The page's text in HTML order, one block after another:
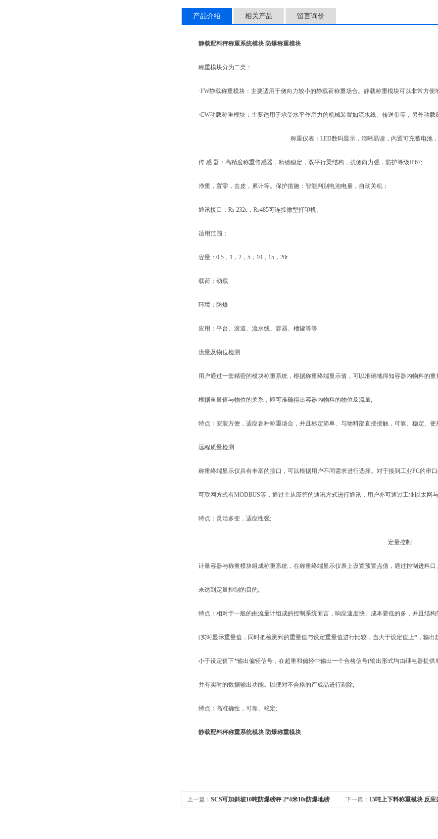
产品介绍 相关产品 留言询价
静载配料秤称重系统模块 防爆称重模块
称重模块分为二类：
·FW静载称重模块：主要适用于侧向力较小的静载荷称重场合。静载称重模块可以非常方便
·CW动载称重模块：主要适用于承受水平作用力的机械装置如流水线、传送带等，另外动载
称重仪表：LED数码显示，清晰易读，内置可充蓄电池
传 感 器：高精度称重传感器，精确稳定，双平行梁结构，抗侧向力强，防护等级IP67;
净重，置零，去皮，累计等。保护措施：智能判别电池电量，自动关机；
通讯接口：Rs 232c，Rs485可连接微型打印机。
适用范围：
容量：0.5，1，2，5，10，15，20t
载荷：动载
环境：防爆
应用：平台、滚道、流水线、容器、槽罐等等
流量及物位检测
用户通过一套精密的模块称重系统，根据称重终端显示值，可以准确地得知容器内物料的重
根据重量值与物位的关系，即可准确得出容器内物料的物位及流量;
特点：安装方便，适应各种称重场合，并且标定简单、与物料部直接接触，可靠、稳定、使
远程质量检测
称重终端显示仪具有丰富的接口，可以根据用户不同需求进行选择。对于接到工业PC的串口
可联网方式有MODBUS等，通过主从应答的通讯方式进行通讯，用户亦可通过工业以太网
特点：灵活多变，适应性强;
定量控制
计量容器与称重模块组成称重系统，在称重终端显示仪表上设置预置点值，通过控制进料口
来达到定量控制的目的;
特点：相对于一般的由流量计组成的控制系统而言，响应速度快、成本要低的多，并且结构
(实时显示重量值，同时把检测到的重量值与设定重量值进行比较，当大于设定值上*，输出
小于设定值下*输出偏轻信号，在超重和偏轻中输出一个合格信号(输出形式均由继电器提供
并有实时的数据输出功能。以便对不合格的产成品进行剔除;
特点：高准确性，可靠、稳定;
静载配料秤称重系统模块 防爆称重模块
上一篇： SCS可加斜坡10吨防爆磅秤 2*4米10t防爆地磅 下一篇： 15吨上下料称重模块 反应